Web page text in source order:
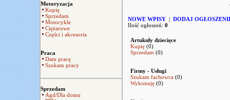
Motoryzacja
Kupię
Sprzedam
Motocykle
Ciężarowe
Części i akcesoria
Praca
Dam pracę
Szukam pracy
Sprzedam
Agd/Dla domu
NOWE WPISY| DODAJ
Ilość ogłoszeń: 0
Artukuły dziecięce
Kupię(0)
Sprzedam (0)
Firmy - Usługi
Szukam fachowca(0)
Wykonuję(0)